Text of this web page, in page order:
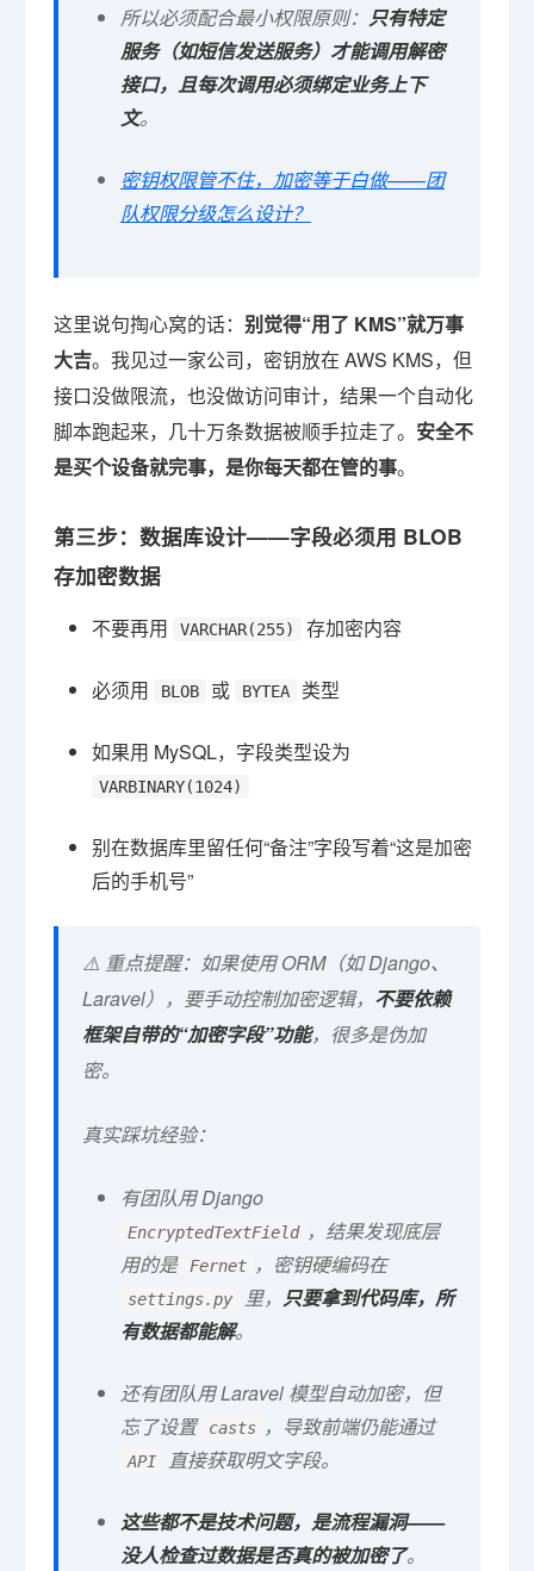
所以必须配合最小权限原则： 只有特定
服务（如短信发送服务）才能调用解密
接口，且每次调用必须绑定业务上下
文。
密钥权限管不住，加密等于白做——团
队权限分级怎么设计？
这里说句掏心窝的话： 别觉得“用了 KMS”就万事
大吉。我见过一家公司，密钥放在 AWS KMS，但
接口没做限流，也没做访问审计，结果一个自动化
脚本跑起来，几十万条数据被顺手拉走了。 安全不
是买个设备就完事，是你每天都在管的事。
第三步：数据库设计——字段必须用 BLOB
存加密数据
不要再用 VARCHAR(255) 存加密内容
必须用 BLOB 或 BYTEA 类型
如果用 MySQL，字段类型设为
VARBINARY(1024)
别在数据库里留任何“备注”字段写着“这是加密
后的手机号”
⚠️ 重点提醒：如果使用 ORM（如 Django、
Laravel），要手动控制加密逻辑， 不要依赖
框架自带的“加密字段”功能，很多是伪加
密。
真实踩坑经验：
有团队用 Django
EncryptedTextField ，结果发现底层
用的是 Fernet ，密钥硬编码在
settings.py 里， 只要拿到代码库，所
有数据都能解。
还有团队用 Laravel 模型自动加密，但
忘了设置 casts ，导致前端仍能通过
API 直接获取明文字段。
这些都不是技术问题，是流程漏洞——
没人检查过数据是否真的被加密了。